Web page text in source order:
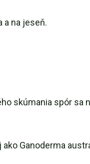
a na jeseň.
skúmania spór sa
Ganoderma